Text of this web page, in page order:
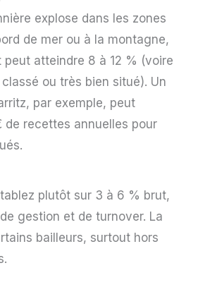
explose dans les zones
de mer ou à la montagne,
peut atteindre 8 à 12 % (voire
ou très bien situé). Un
par exemple, peut
recettes annuelles pour
plutôt sur 3 à 6 % brut,
gestion et de turnover. La
bailleurs, surtout hors